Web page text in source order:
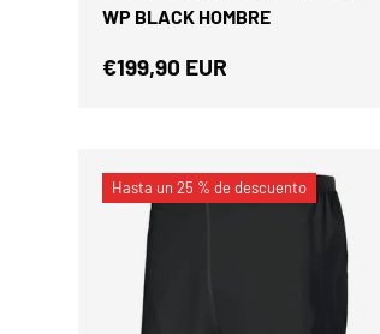
WP BLACK HOMBRE
Precio normal
€199,90 EUR
Hasta un 25 % de descuento